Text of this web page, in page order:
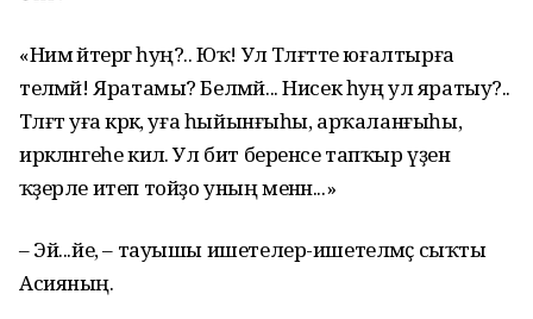
«Нимә әйтергә һуң?.. Юҡ! Ул Тәлғәтте юғалтырға
теләмәй! Яратамы? Белмәй... Нисек һуң ул яратыу?..
Тәлғәт уға кәрәк, уға һыйынғыһы, арҡаланғыһы,
иркәләнгеһе килә. Ул бит беренсе тапҡыр үҙен
ҡәҙерле итеп тойҙо уның менән...»
– Эй...йе, – тауышы ишетелер-ишетелмәҫ сыҡты
Асияның.